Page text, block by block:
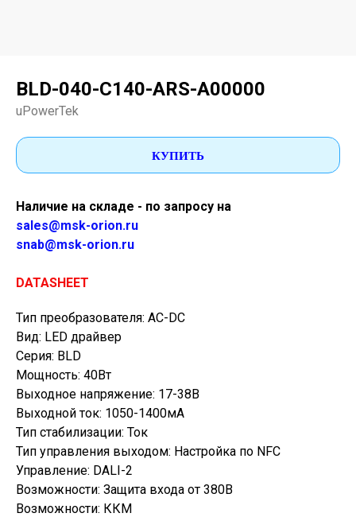
BLD-040-C140-ARS-A00000
uPowerTek
КУПИТЬ
Наличие на складе - по запросу на
sales@msk-orion.ru
snab@msk-orion.ru
DATASHEET
Тип преобразователя: AC-DC
Вид: LED драйвер
Серия: BLD
Мощность: 40Вт
Выходное напряжение: 17-38В
Выходной ток: 1050-1400мА
Тип стабилизации: Ток
Тип управления выходом: Настройка по NFC
Управление: DALI-2
Возможности: Защита входа от 380В
Возможности: ККМ